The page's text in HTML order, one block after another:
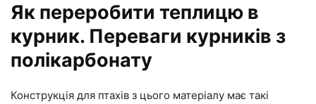
Як переробити теплицю в
курник. Переваги курників з
полікарбонату
Конструкція для птахів з цього матеріалу має такі